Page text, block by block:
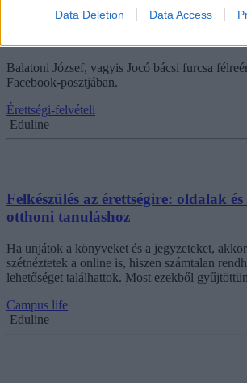
Data Deletion Data Access
Balatoni József, vagyis Jocó bácsi furcsa
Facebook-posztjában.
Érettségi-felvételi
Eduline
Felkészülés az érettségire: oldalak
otthoni tanuláshoz
Ha unjátok a könyveket és a jegyzeteket,
szétnéztetek a online is, hiszen számtalan
lehetőséget találhattok. Most ezekből
Campus life
Eduline